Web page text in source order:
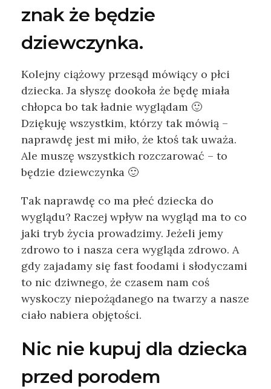
znak że będzie
dziewczynka.
Kolejny ciążowy przesąd mówiący o płci
dziecka. Ja słyszę dookoła że będę miała
chłopca bo tak ładnie wyglądam 🙂
Dziękuję wszystkim, którzy tak mówią –
naprawdę jest mi miło, że ktoś tak uważa.
Ale muszę wszystkich rozczarować – to
będzie dziewczynka 🙂
Tak naprawdę co ma płeć dziecka do
wyglądu? Raczej wpływ na wygląd ma to co
jaki tryb życia prowadzimy. Jeżeli jemy
zdrowo to i nasza cera wygląda zdrowo. A
gdy zajadamy się fast foodami i słodyczami
to nic dziwnego, że czasem nam coś
wyskoczy niepożądanego na twarzy a nasze
ciało nabiera objętości.
Nic nie kupuj dla dziecka
przed porodem